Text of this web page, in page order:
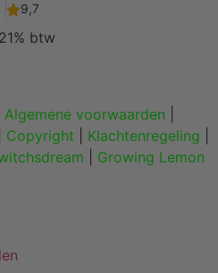
btw
Algemene voorwaarden
Copyright Klachtenregeling
Growing Lemon